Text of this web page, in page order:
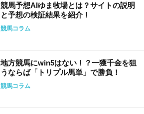
競馬予想AIゆま牧場とは？サイトの説明
と予想の検証結果を紹介！
競馬コラム
地方競馬にwin5はない！？一獲千金を狙
うならば「トリプル馬単」で勝負！
競馬コラム